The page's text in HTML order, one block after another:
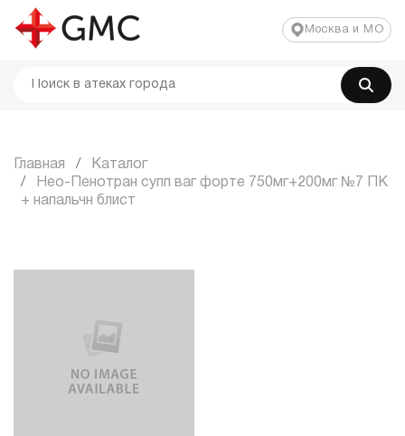
Москва и МО
Главная
Каталог
Нео-Пенотран супп ваг форте 750мг+200мг №7 ПК
+ напальчн блист